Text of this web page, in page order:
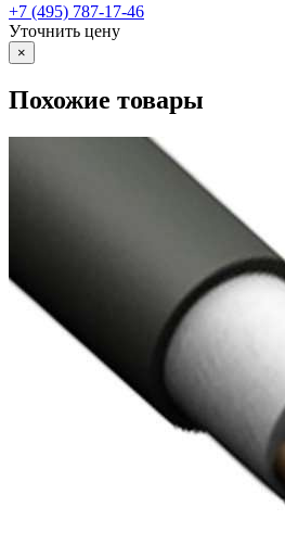
+7 (495) 787-17-46
Уточнить цену
×
Похожие товары